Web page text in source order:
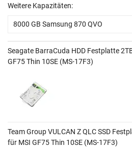
Weitere Kapazitäten:
8000 GB Samsung 870 QVO
Seagate BarraCuda HDD Festplatte
GF75 Thin 10SE (MS-17F3)
Team Group VULCAN Z QLC SSD
für MSI GF75 Thin 10SE (MS-17F3)